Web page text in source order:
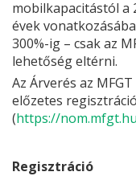
mobilkapacitástól a
évek
300%-ig – csak az
lehetőség eltérni.
Az Árverés az
előzetes
(https://
Regisztráció